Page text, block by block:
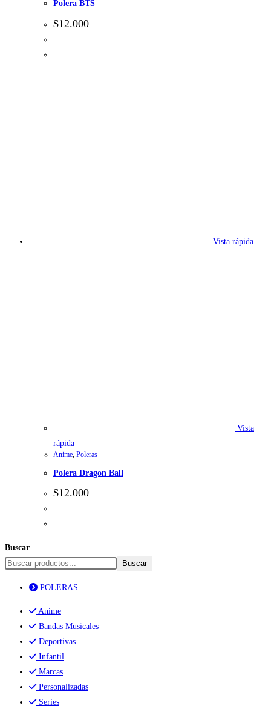
Polera BTS
$12.000
Vista rápida
Vista
rápida
Anime, Poleras
Polera Dragon Ball
$12.000
Buscar
Buscar
POLERAS
Anime
Bandas Musicales
Deportivas
Infantil
Marcas
Personalizadas
Series